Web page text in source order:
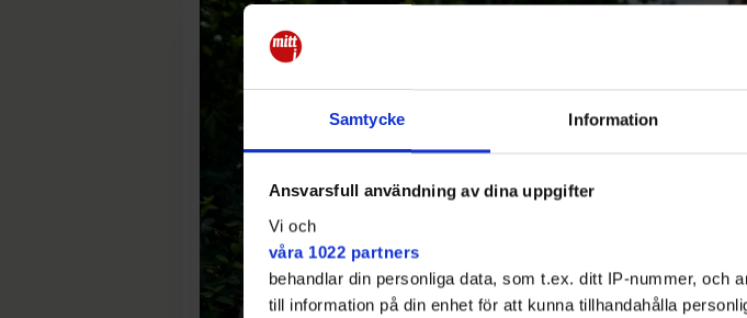
Samtycke Information
Ansvarsfull användning av dina uppgifter
Vi och
våra 1022 partners
behandlar din personliga data, som t.ex. ditt IP-nummer, och
till information på din enhet för att kunna tillhandahålla